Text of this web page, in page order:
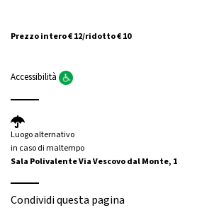
Prezzo intero € 12/ridotto € 10
Accessibilità
Luogo alternativo
in caso di maltempo
Sala Polivalente Via Vescovo dal Monte, 1
Condividi questa pagina